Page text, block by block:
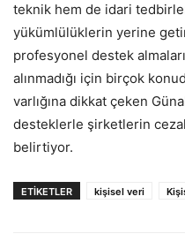
teknik hem de idari
yükümlülüklerin yerine
profesyonel destek
alınmadığı için birçok
varlığına dikkat çeken
desteklerle şirketlerin
belirtiyor.
ETIKETLER kişisel veri